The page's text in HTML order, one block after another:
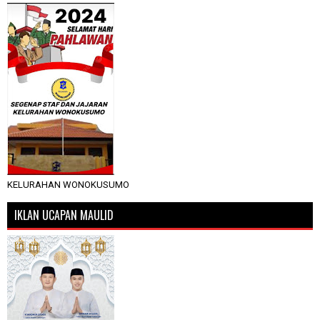
KELURAHAN WONOKUSUMO
IKLAN UCAPAN MAULID